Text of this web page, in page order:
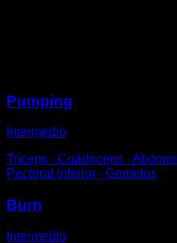
Pumping
Intermedio
Tríceps ∙ Cuádriceps ∙
Pectoral Inferior ∙ Gemelos
Burn
Intermedio